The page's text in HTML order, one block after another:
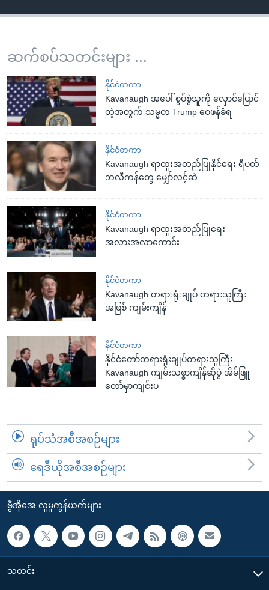
ဆက်စပ်သတင်းများ ...
နိုင်ငံတကာ
Kavanaugh အပေါ် စွပ်စွဲသူကို လှောင်ပြောင်
တဲ့အတွက် သမ္မတ Trump ဝေဖန်ခံရ
နိုင်ငံတကာ
Kavanaugh ရာထူးအတည်ပြုနိုင်ရေး ရီပတ်
ဘလီကန်တွေ မျှော်လင့်ဆဲ
နိုင်ငံတကာ
Kavanaugh ရာထူးအတည်ပြုရေး
အလားအလာကောင်း
နိုင်ငံတကာ
Kavanaugh တရားရုံးချုပ် တရားသူကြီး
အဖြစ် ကျမ်းကျိန်
နိုင်ငံတကာ
နိုင်ငံတော်တရားရုံးချုပ်တရားသူကြီး
Kavanaugh ကျမ်းသစ္စာကျိန်ဆိုပွဲ အိမ်ဖြူ
တော်မှာကျင်းပ
ရုပ်သံအစီအစဉ်များ
ရေဒီယိုအစီအစဉ်များ
ဗွီအိုအေ လူမှုကွန်ယက်များ
သတင်း